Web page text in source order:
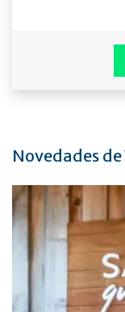
Novedades